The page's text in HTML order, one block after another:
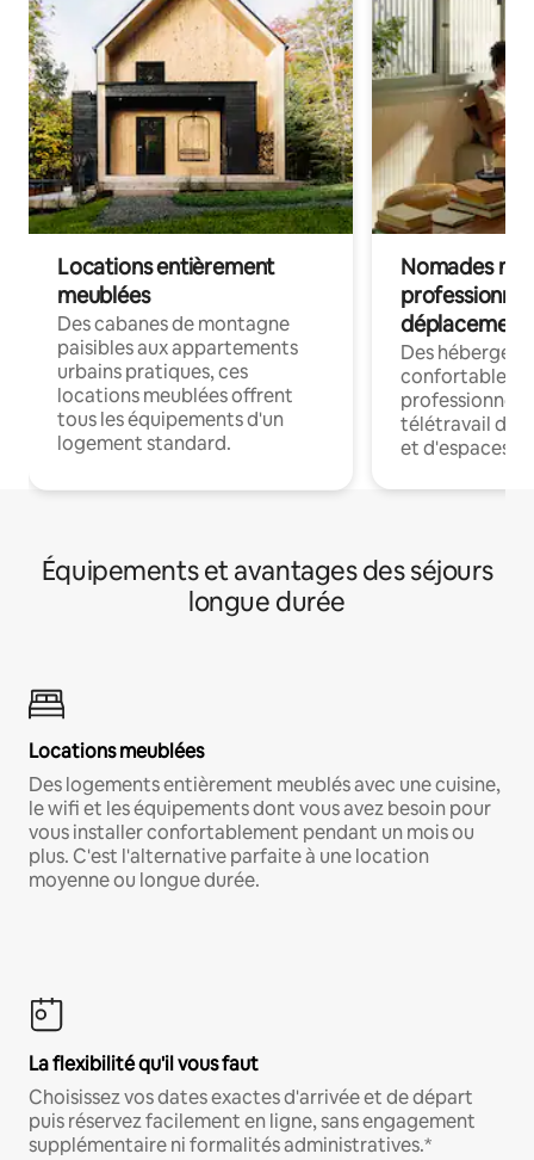
Locations entièrement
meublées
Des cabanes de montagne
paisibles aux appartements
urbains pratiques, ces
locations meublées offrent
tous les équipements d'un
logement standard.
Nomades
déplacement
Des
confortables
professionnels
télétravail
et d'espaces
Équipements et avantages des séjours
longue durée
Locations meublées
Des logements entièrement meublés avec une cuisine,
le wifi et les équipements dont vous avez besoin pour
vous installer confortablement pendant un mois ou
plus. C'est l'alternative parfaite à une location
moyenne ou longue durée.
La flexibilité qu'il vous faut
Choisissez vos dates exactes d'arrivée et de départ
puis réservez facilement en ligne, sans engagement
supplémentaire ni formalités administratives.*